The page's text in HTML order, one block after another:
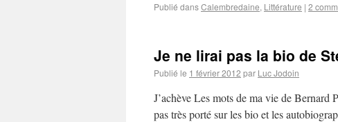
Publié dansCalembredaine, Littérature | 2
Je ne lirai pas la bio de
Publié le 1 février 2012 par Luc Jodoin
J’achève Les mots de ma vie de Bernard
pas très porté sur les bio et les